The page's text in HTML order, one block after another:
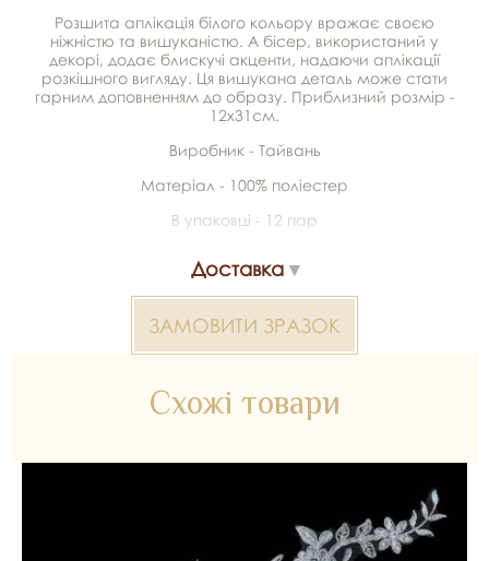
Розшита аплікація білого кольору вражає своєю
ніжністю та вишуканістю. А бісер, використаний у
декорі, додає блискучі акценти, надаючи аплікації
розкішного вигляду. Ця вишукана деталь може стати
гарним доповненням до образу. Приблизний розмір -
12х31см.
Виробник - Тайвань
Матеріал - 100% поліестер
В упаковці - 12 пар
Доставка
ЗАМОВИТИ ЗРАЗОК
Схожі товари